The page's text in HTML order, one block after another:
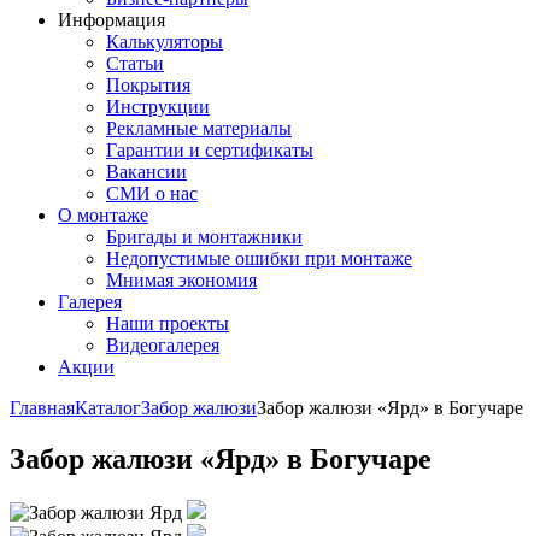
Информация
Калькуляторы
Статьи
Покрытия
Инструкции
Рекламные материалы
Гарантии и сертификаты
Вакансии
СМИ о нас
О монтаже
Бригады и монтажники
Недопустимые ошибки при монтаже
Мнимая экономия
Галерея
Наши проекты
Видеогалерея
Акции
ГлавнаяКаталогЗабор жалюзиЗабор жалюзи «Ярд» в Богучаре
Забор жалюзи «Ярд» в Богучаре